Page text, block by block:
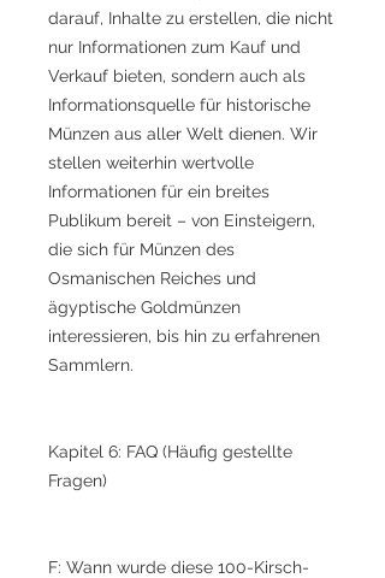
darauf, Inhalte zu erstellen, die nicht
nur Informationen zum Kauf und
Verkauf bieten, sondern auch als
Informationsquelle für historische
Münzen aus aller Welt dienen. Wir
stellen weiterhin wertvolle
Informationen für ein breites
Publikum bereit – von Einsteigern,
die sich für Münzen des
Osmanischen Reiches und
ägyptische Goldmünzen
interessieren, bis hin zu erfahrenen
Sammlern.
Kapitel 6: FAQ (Häufig gestellte
Fragen)
F: Wann wurde diese 100-Kirsch-